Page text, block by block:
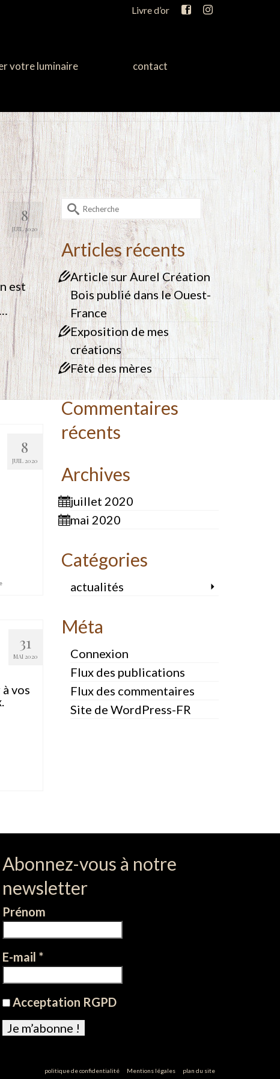
Livre d’or
votre luminaire contact
8
JUIL 2020
est
8
JUIL 2020
31
MAI 2020
vos
Rechercher :
Articles récents
Article sur Aurel Création
Bois publié dans le Ouest-
France
Exposition de mes
créations
Fête des mères
Commentaires
récents
Archives
juillet 2020
mai 2020
Catégories
actualités
Méta
Connexion
Flux des publications
Flux des commentaires
Site de WordPress-FR
Abonnez-vous à notre
newsletter
Prénom
E-mail *
Acceptation RGPD
politique de confidentialité Mentions légales plan du site